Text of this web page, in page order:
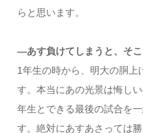
らと思います。
―あす負けてしまうと、そ
1年生の時から、明大の胴上
す。本当にあの光景は悔し
年生とできる最後の試合を
す。絶対にあすあさっては勝